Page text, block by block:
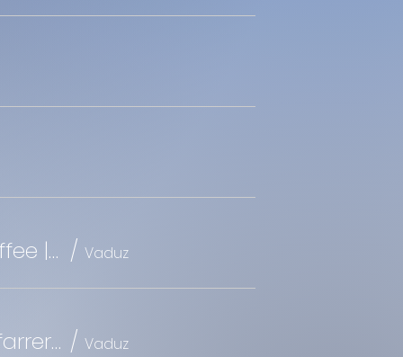
10:00 Uhr | Gottesdienst mit Abendmahl und Kirchenkaffee | Pfarrer Brückner /Vaduz
16:00 Uhr | LAK St. Florin Gottesdienst mit Abendmahl| Pfarrer Brückner /Vaduz